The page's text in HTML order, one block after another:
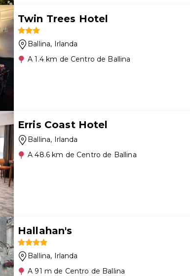
Twin Trees Hotel
Ballina, Irlanda
A 1.4 km de Centro de Ballina
Erris Coast Hotel
Ballina, Irlanda
A 48.6 km de Centro de Ballina
Hallahan's
Ballina, Irlanda
A 91 m de Centro de Ballina